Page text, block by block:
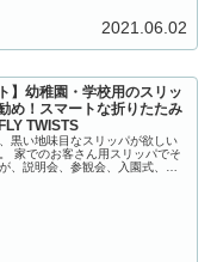
2021.06.02
】幼稚園・学校用のスリッ
め！スマートな折りたたみ
TWISTS
黒い地味目なスリッパが欲しい
でそ
、説明会、参観会、入園式、卒